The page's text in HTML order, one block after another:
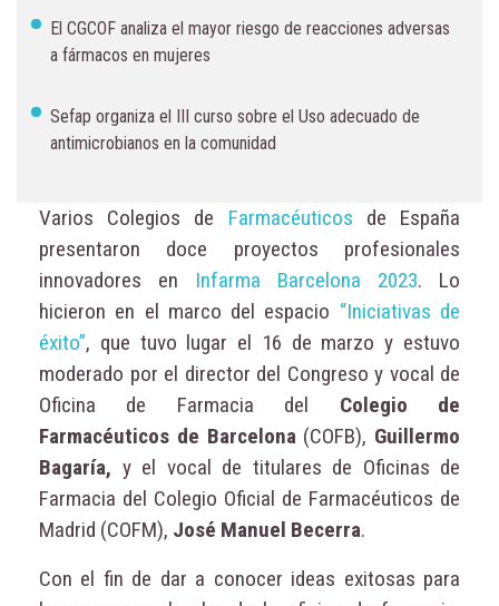
El CGCOF analiza el mayor riesgo de reacciones adversas
a fármacos en mujeres
Sefap organiza el III curso sobre el Uso adecuado de
antimicrobianos en la comunidad
Varios Colegios de Farmacéuticos de España
presentaron doce proyectos profesionales
innovadores en Infarma Barcelona 2023. Lo
hicieron en el marco del espacio “Iniciativas de
éxito”, que tuvo lugar el 16 de marzo y estuvo
moderado por el director del Congreso y vocal de
Oficina de Farmacia del Colegio de
Farmacéuticos de Barcelona(COFB), Guillermo
Bagaría, y el vocal de titulares de Oficinas de
Farmacia del Colegio Oficial de Farmacéuticos de
Madrid (COFM), José Manuel Becerra.
Con el fin de dar a conocer ideas exitosas para